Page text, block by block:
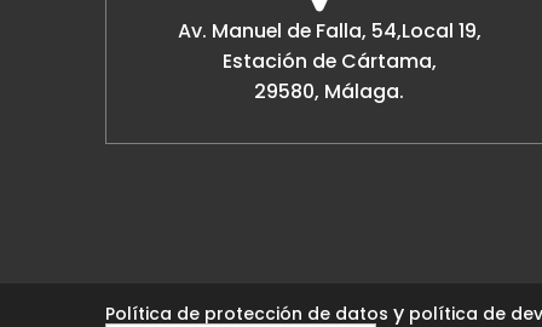
Av. Manuel de Falla, 54,Local 19,
Estación de Cártama,
29580, Málaga.
Política de protección de datos y política de